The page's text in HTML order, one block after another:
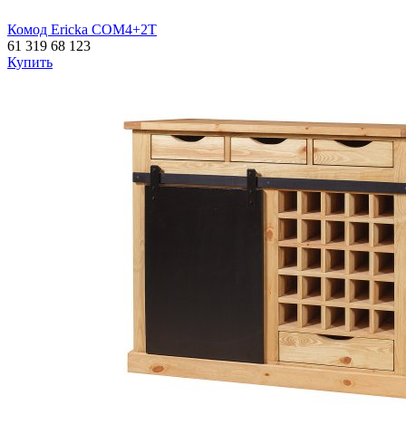
Комод Ericka COM4+2T
61 319 68 123
Купить